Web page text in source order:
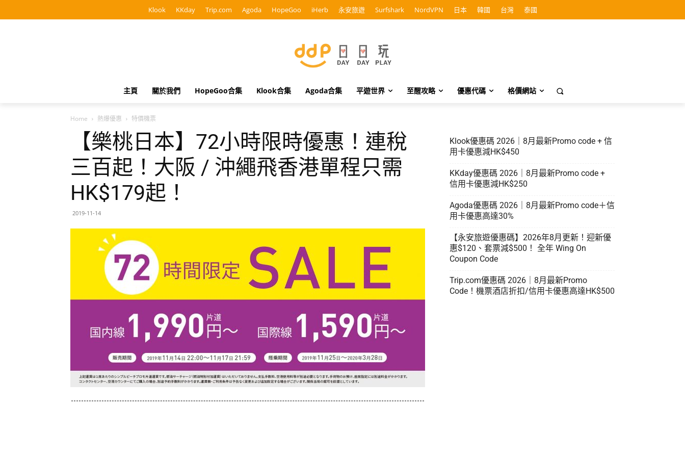
Klook KKday Trip.com Agoda HopeGoo iHerb 永安旅遊 Surfshark NordVPN 日本 韓國 台灣 泰國
主頁 關於我們 HopeGoo合集 Klook合集 Agoda合集 平遊世界 至醒攻略 優惠代碼 格價網站
Home 熱爆優惠 特價機票
【樂桃日本】72小時限時優惠！連稅
三百起！大阪 / 沖繩飛香港單程只需
HK$179起！
2019-11-14
Klook優惠碼 2026｜8月最新Promo code + 信
用卡優惠減HK$450
KKday優惠碼 2026｜8月最新Promo code +
信用卡優惠減HK$250
Agoda優惠碼 2026｜8月最新Promo code＋信
用卡優惠高達30%
【永安旅遊優惠碼】2026年8月更新！迎新優
惠$120、套票減$500！ 全年 Wing On
Coupon Code
Trip.com優惠碼 2026｜8月最新Promo
Code！機票酒店折扣/信用卡優惠高達HK$500